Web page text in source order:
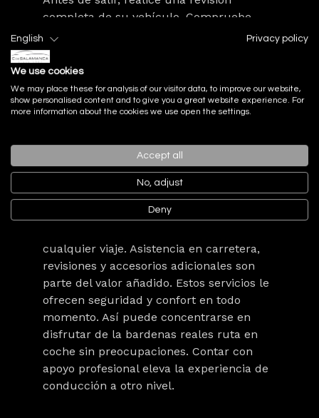
completa de su vehículo. Compruebe
niveles de líquidos, frenos, neumáticos y
suspensión. Una inspección previa evita
complicaciones durante la ruta. Con un
coche en óptimas condiciones, podrá
afrontar sin problemas terrenos
exigentes. Esta preparación le permitirá
Servicios y comodidades durante su viaje
La tranquilidad de contar con respaldo
cualquier viaje. Asistencia en carretera,
revisiones y accesorios adicionales son
parte del valor añadido. Estos servicios le
ofrecen seguridad y confort en todo
momento. Así puede concentrarse en
disfrutar de la bardenas reales ruta en
coche sin preocupaciones. Contar con
apoyo profesional eleva la experiencia de
conducción a otro nivel.
English Privacy policy
We use cookies
We may place these for analysis of our visitor data, to improve our website,
show personalised content and to give you a great website experience. For
more information about the cookies we use open the settings.
Accept all
No, adjust
Deny